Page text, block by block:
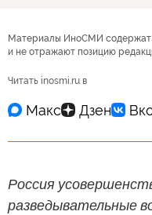
Материалы ИноСМИ содержат
и не отражают позицию
Читать inosmi.ru в
Россия
разведывательные